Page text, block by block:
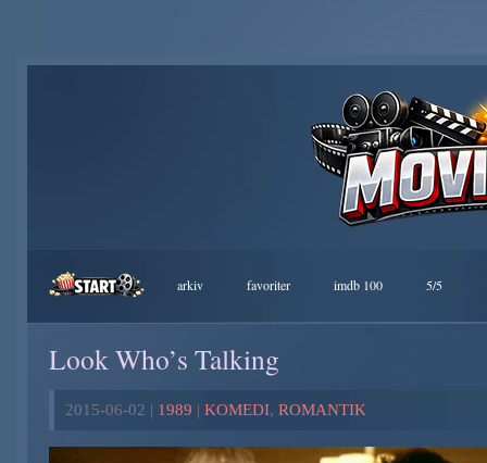
arkiv favoriter imdb 100 5/5
Look Who’s Talking
2015-06-02 | 1989 | KOMEDI, ROMANTIK